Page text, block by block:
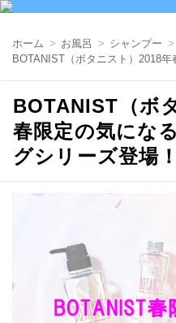
ホーム お風呂
シャンプー
BOTANIST（ボタニスト）2018
BOTANIST（ボ
春限定の気にな
グシリーズ登場！